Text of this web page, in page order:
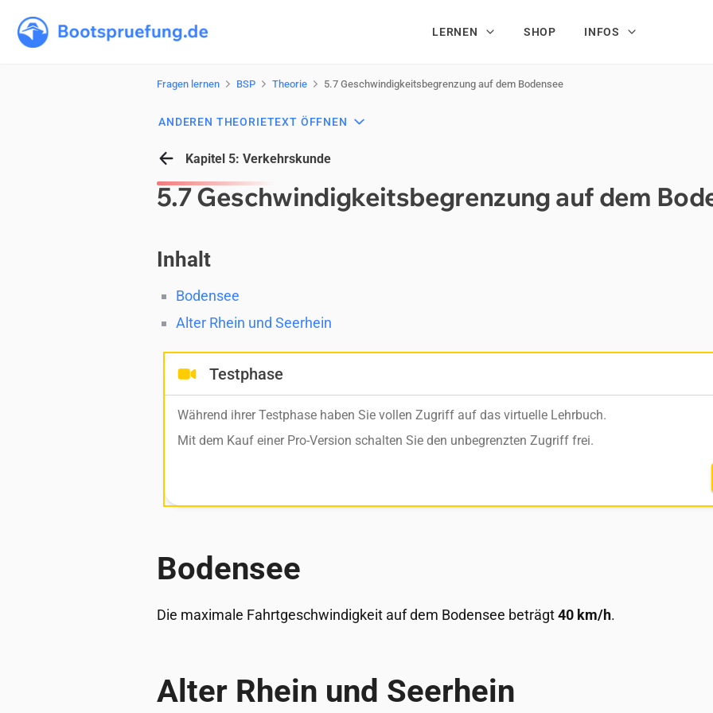
LERNEN SHOP INFOS
Fragen lernen BSP Theorie 5.7 Ge­schwin­dig­keits­be­gren­zung auf dem Bo­den­see
ANDEREN THEORIETEXT ÖFFNEN
Kapitel 5: Verkehrskunde
5.7 Ge­schwin­dig­keits­be­gren­zung auf dem
Inhalt
Bodensee
Alter Rhein und Seerhein
Testphase
Während ihrer Testphase haben Sie vollen Zugriff auf das virtuelle Lehrbuch.
Mit dem Kauf einer Pro-Version schalten Sie den unbegrenzten Zugriff frei.
Bo­den­see
Die ma­xi­ma­le Fahrt­ge­schwin­dig­keit auf dem Bo­den­see be­trägt40 km/h.
Al­ter Rhein und See­rhein